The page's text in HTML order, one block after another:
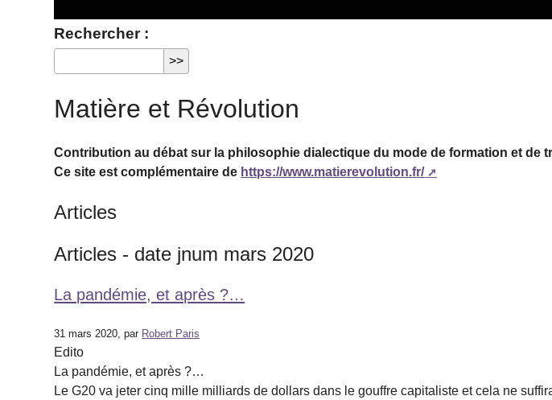
Rechercher :
Matière et Révolution
Contribution au débat sur la philosophie dialectique du mode de formation et de
Ce site est complémentaire de https://www.matierevolution.fr/
Articles
Articles - date jnum mars 2020
La pandémie, et après ?…
31 mars 2020, par Robert Paris
Edito
La pandémie, et après ?…
Le G20 va jeter cinq mille milliards de dollars dans le gouffre capitaliste et cela ne